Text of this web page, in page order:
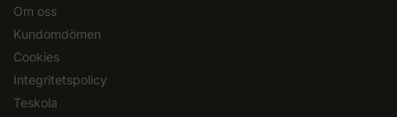
Om oss
Kundomdömen
Cookies
Integritetspolicy
Teskola